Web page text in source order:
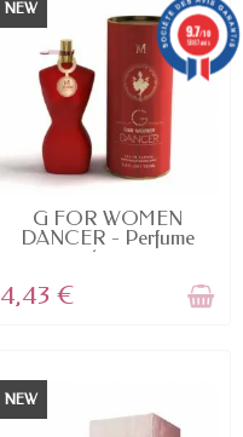
NEW
FUERA DE STOCK
G FOR WOMEN
DANCER - Perfume
genérico -...
4,43 €
NEW
9.7/10
5887 avis